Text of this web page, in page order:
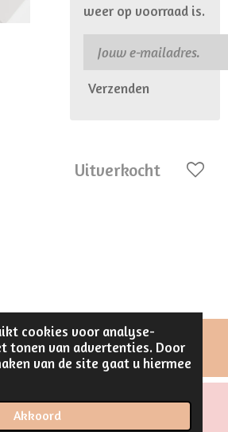
cookies voor analyse-
tonen van advertenties. Door
van de site gaat u hiermee
Akkoord
weer op voorraad is.
Verzenden
Uitverkocht
Instagram